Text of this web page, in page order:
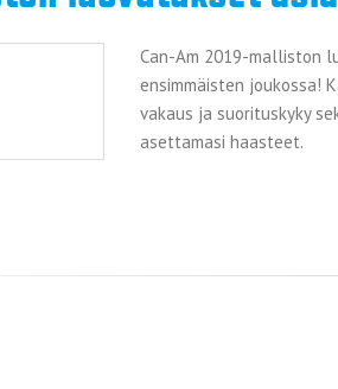
Can-Am 2019-malliston
ensimmäisten joukossa!
vakaus ja suorituskyky
asettamasi haasteet.